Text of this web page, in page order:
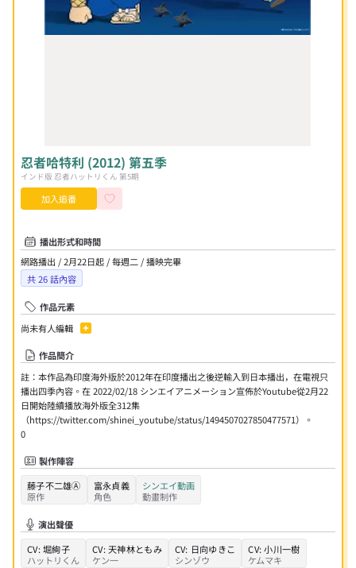
忍者哈特利 (2012) 第五季
インド版 忍者ハットリくん 第5期
加入追番
播出形式和時間
網路播出 / 2月22日起 / 每週二 / 播映完畢
共26話內容
作品元素
尚未有人編輯
作品簡介
註：本作品為印度海外版於2012年在印度播出之後逆輸入到日本播出，在電視只
播出四季內容。在 2022/02/18 シンエイアニメーション宣佈於Youtube從2月22
日開始陸續播放海外版全312集
（https://twitter.com/shinei_youtube/status/1494507027850477571）。
0
製作陣容
藤子不二雄Ⓐ
原作
富永貞義
角色
シンエイ動画
動畫制作
演出聲優
CV: 堀絢子
ハットリくん
CV: 天神林ともみ
ケン一
CV: 日向ゆきこ
シンゾウ
CV: 小川一樹
ケムマキ